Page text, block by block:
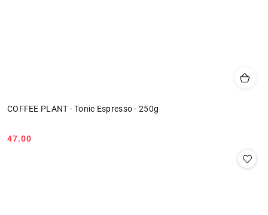
COFFEE PLANT - Tonic Espresso - 250g
Cena:
47.00